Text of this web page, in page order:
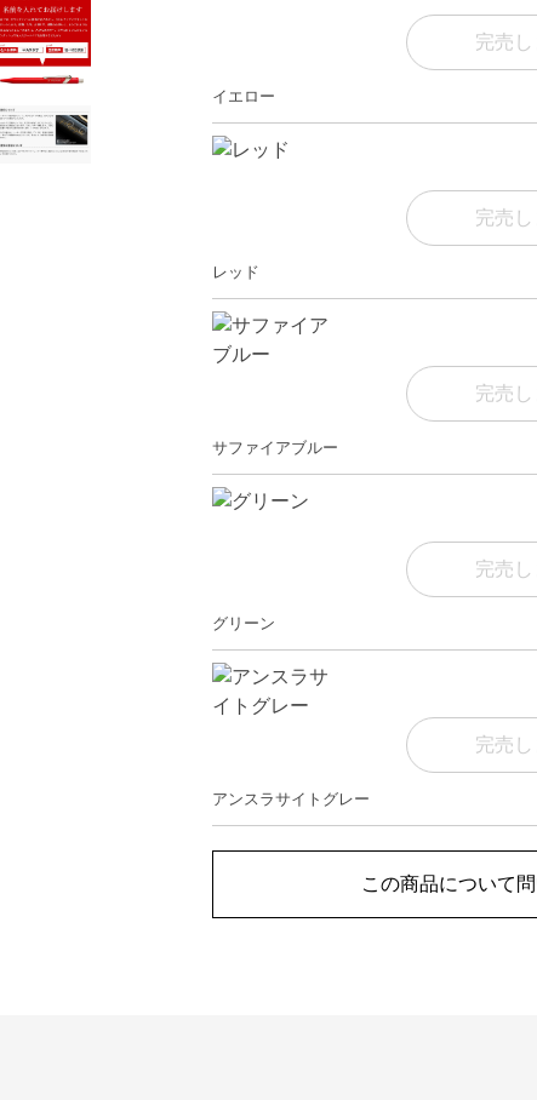
イエロー
完売
レッド
完売
サファイアブルー
完売
グリーン
完売
アンスラサイトグレー
完売
この商品について